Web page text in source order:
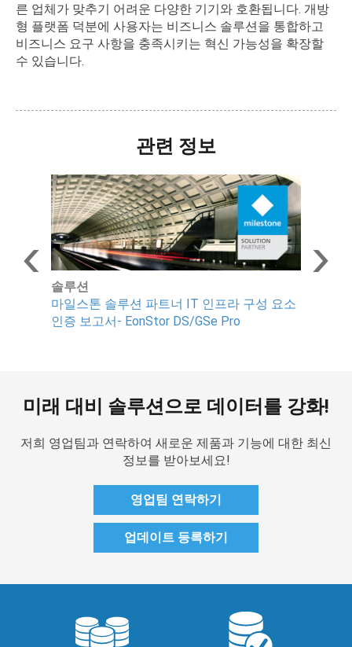
른 업체가 맞추기 어려운 다양한 기기와 호환됩니다. 개방
형 플랫폼 덕분에 사용자는 비즈니스 솔루션을 통합하고
비즈니스 요구 사항을 충족시키는 혁신 가능성을 확장할
수 있습니다.
관련 정보
솔루션
마일스톤 솔루션 파트너 IT 인프라 구성 요소
인증 보고서- EonStor DS/GSe Pro
미래 대비 솔루션으로 데이터를 강화!
저희 영업팀과 연락하여 새로운 제품과 기능에 대한 최신
정보를 받아보세요!
영업팀 연락하기
업데이트 등록하기